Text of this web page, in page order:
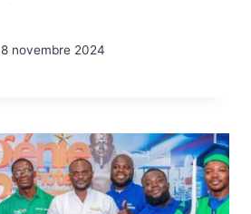
8 novembre 2024